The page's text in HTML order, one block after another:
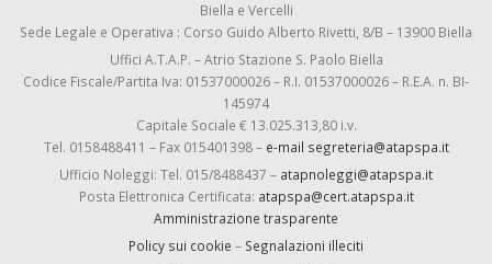
Biella e Vercelli
Sede Legale e Operativa : Corso Guido Alberto Rivetti, 8/B – 13900 Biella
Uffici A.T.A.P. – Atrio Stazione S. Paolo Biella
Codice Fiscale/Partita Iva: 01537000026 – R.I. 01537000026 – R.E.A. n. BI-
145974
Capitale Sociale € 13.025.313,80 i.v.
Tel. 0158488411 – Fax 015401398 – e-mail segreteria@atapspa.it
Ufficio Noleggi: Tel. 015/8488437 – atapnoleggi@atapspa.it
Posta Elettronica Certificata: atapspa@cert.atapspa.it
Amministrazione trasparente
Policy sui cookie – Segnalazioni illeciti